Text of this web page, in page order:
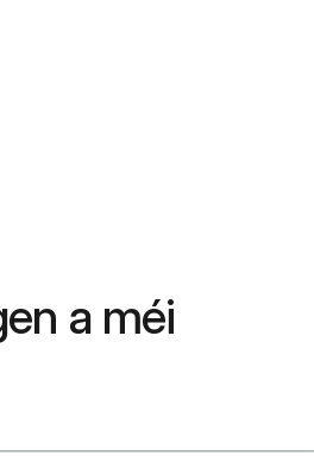
a méi